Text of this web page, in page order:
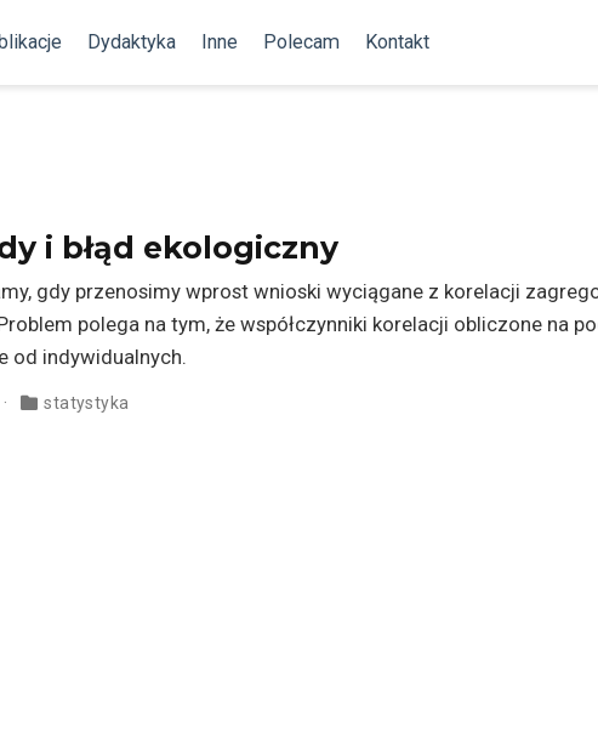
Dydaktyka Inne Polecam Kontakt
i błąd ekologiczny
gdy przenosimy wprost wnioski wyciągane z korelacji
polega na tym, że współczynniki korelacji obliczone na
od indywidualnych.
statystyka